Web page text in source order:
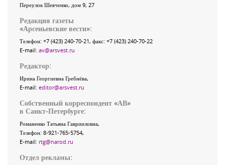
Переулок Шевченко, дом 9, 27
Редакция газеты
«Арсеньевские вести»:
Телефон: +7 (423) 240-70-21, факс: +7 (423) 240-70-22
E-mail: av@arsvest.ru
Редактор:
Ирина Георгиевна Гребнёва,
E-mail: editor@arsvest.ru
Собственный корреспондент «АВ»
в Санкт-Петербурге:
Романенко Татьяна Гаврииловна,
Телефон: 8-921-765-5754,
E-mail: rtg@narod.ru
Отдел рекламы: